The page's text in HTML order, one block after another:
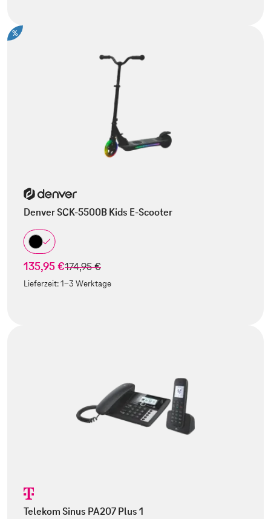
%
Denver SCK-5500B Kids E-Scooter
135,95 €statt
174,95 €
Lieferzeit:1-3 Werktage
Telekom Sinus PA207 Plus 1